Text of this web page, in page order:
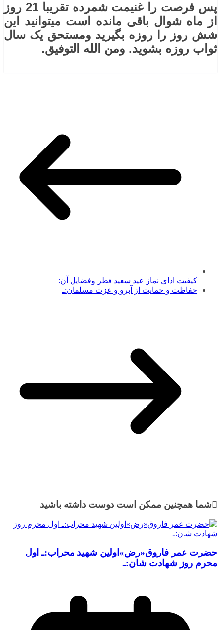
پس فرصت را غنیمت شمرده تقریبا 21 روز
از ماه شوال باقی مانده است میتوانید این
شش روز را روزه بگیرید ومستحق یک سال
ثواب روزه بشوید. ومن الله التوفیق.
کیفیت ادای نماز عید سعید فطر وفضایل آن:
حفاظت و حمایت از آبرو و عزت مسلمان:ـ
شما همچنین ممکن است دوست داشته باشید
حضرت عمر فاروق«رض»اولین شهید محراب:ـ اول
محرم روز شهادت شان:ـ